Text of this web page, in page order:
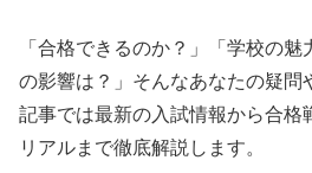
「合格できるのか？」「学校の
の影響は？」そんなあなたの疑問
記事では最新の入試情報から合格
リアルまで徹底解説します。